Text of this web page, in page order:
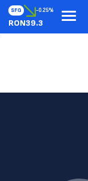
SFG -0.25%
RON39.3